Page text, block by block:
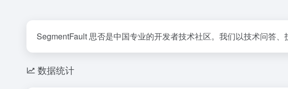
SegmentFault 思否是中国专业的开发者技术社区。我们以技术问答
数据统计